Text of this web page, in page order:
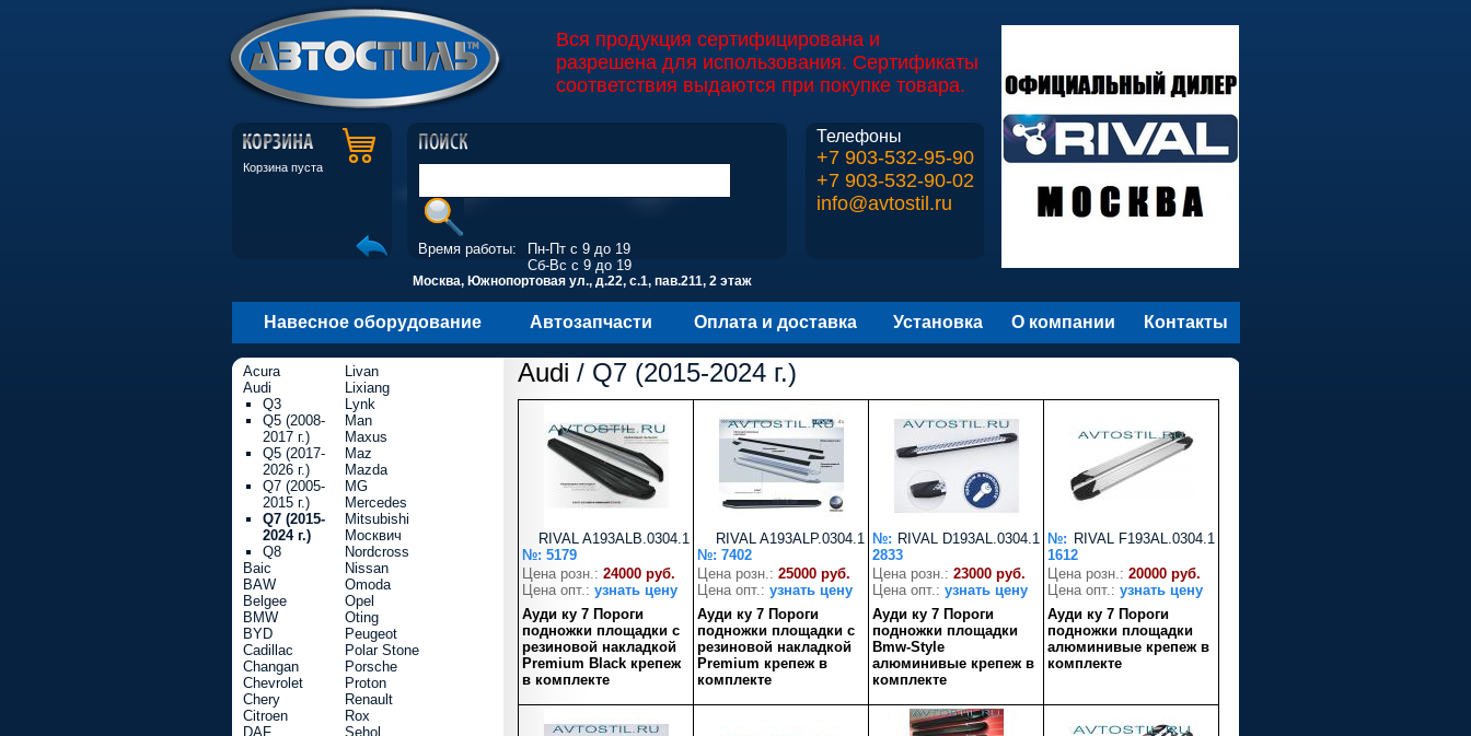
Вся продукция сертифицирована и
разрешена для использования. Сертификаты
соответствия выдаются при покупке товара.
Корзина пуста
Телефоны
+7 903-532-95-90
+7 903-532-90-02
info@avtostil.ru
Время работы:
Пн-Пт с 9 до 19
Сб-Вс с 9 до 19
Москва, Южнопортовая ул., д.22, с.1, пав.211, 2 этаж
Навесное оборудование Автозапчасти Оплата и доставка Установка О компании Контакты
Audi / Q7 (2015-2024 г.)
RIVAL A193ALB.0304.1
№: 5179
Цена розн.: 24000 руб.
Цена опт.: узнать цену
Ауди ку 7 Пороги
подножки площадки с
резиновой накладкой
Premium Black крепеж
в комплекте
RIVAL A193ALP.0304.1
№: 7402
Цена розн.: 25000 руб.
Цена опт.: узнать цену
Ауди ку 7 Пороги
подножки площадки с
резиновой накладкой
Premium крепеж в
комплекте
RIVAL D193AL.0304.1
№:
2833
Цена розн.: 23000 руб.
Цена опт.: узнать цену
Ауди ку 7 Пороги
подножки площадки
Bmw-Style
алюминивые крепеж в
комплекте
RIVAL F193AL.0304.1
№:
1612
Цена розн.: 20000 руб.
Цена опт.: узнать цену
Ауди ку 7 Пороги
подножки площадки
алюминивые крепеж в
комплекте
Acura
Audi
Q3
Q5 (2008-
2017 г.)
Q5 (2017-
2026 г.)
Q7 (2005-
2015 г.)
Q7 (2015-
2024 г.)
Q8
Baic
BAW
Belgee
BMW
BYD
Cadillac
Changan
Chevrolet
Chery
Citroen
DAF
Livan
Lixiang
Lynk
Man
Maxus
Maz
Mazda
MG
Mercedes
Mitsubishi
Москвич
Nordcross
Nissan
Omoda
Opel
Oting
Peugeot
Polar Stone
Porsche
Proton
Renault
Rox
Sehol